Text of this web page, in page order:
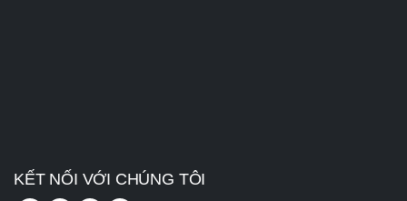
KẾT NỐI VỚI CHÚNG TÔI